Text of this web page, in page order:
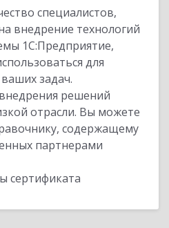
специалистов,
внедрение технологий
1С:Предприятие,
для
задач.
решений
отрасли. Вы можете
содержащему
партнерами
сертификата